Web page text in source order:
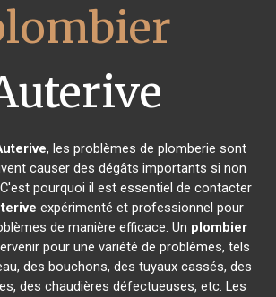
, les problèmes de plomberie sont
causer des dégâts importants si non
pourquoi il est essentiel de contacter
expérimenté et professionnel pour
de manière efficace. Un plombier
pour une variété de problèmes, tels
des bouchons, des tuyaux cassés, des
des chaudières défectueuses, etc. Les